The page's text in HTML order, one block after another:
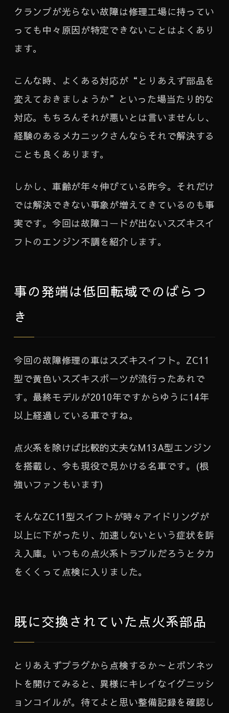
クランプが光らない故障は修理工場に持ってい
っても中々原因が特定できないことはよくあり
ます。
こんな時、よくある対応が“とりあえず部品を
変えておきましょうか”といった場当たり的な
対応。もちろんそれが悪いとは言いませんし、
経験のあるメカニックさんならそれで解決する
ことも良くあります。
しかし、車齢が年々伸びている昨今。それだけ
では解決できない事象が増えてきているのも事
実です。今回は故障コードが出ないスズキスイ
フトのエンジン不調を紹介します。
事の発端は低回転域でのばらつ
き
今回の故障修理の車はスズキスイフト。ZC11
型で黄色いスズキスポーツが流行ったあれで
す。最終モデルが2010年ですからゆうに14年
以上経過している車ですね。
点火系を除けば比較的丈夫なM13A型エンジン
を搭載し、今も現役で見かける名車です。(根
強いファンもいます)
そんなZC11型スイフトが時々アイドリングが
以上に下がったり、加速しないという症状を訴
え入庫。いつもの点火系トラブルだろうとタカ
をくくって点検に入りました。
既に交換されていた点火系部品
とりあえずプラグから点検するか～とボンネッ
トを開けてみると、異様にキレイなイグニッシ
ョンコイルが。待てよと思い整備記録を確認し